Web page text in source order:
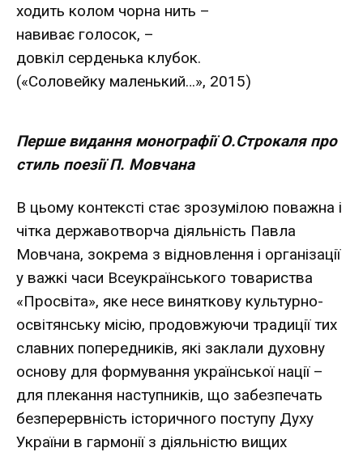
ходить колом чорна нить –
навиває голосок, –
довкіл серденька клубок.
(«Соловейку маленький…», 2015)
Перше видання монографії О.Строкаля про
стиль поезії П. Мовчана
В цьому контексті стає зрозумілою поважна і
чітка державотворча діяльність Павла
Мовчана, зокрема з відновлення і організації
у важкі часи Всеукраїнського товариства
«Просвіта», яке несе виняткову культурно-
освітянську місію, продовжуючи традиції тих
славних попередників, які заклали духовну
основу для формування української нації –
для плекання наступників, що забезпечать
безперервність історичного поступу Духу
України в гармонії з діяльністю вищих